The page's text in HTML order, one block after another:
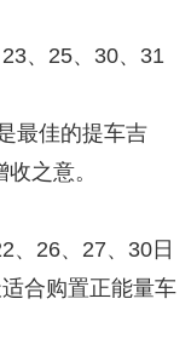
、25、30、31
最佳的提车吉
之意。
、26、27、30日
合购置正能量车